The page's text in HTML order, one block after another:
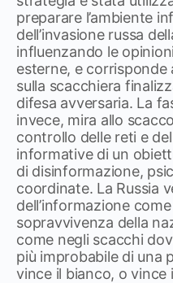
preparare l’ambiente
dell’invasione russa
influenzando le
esterne, e
sulla scacchiera
difesa avversaria. La
invece, mira allo
controllo delle reti e
informative di un
di disinformazione,
coordinate. La Russia
dell’informazione
sopravvivenza della
come negli scacchi
più improbabile di una
vince il bianco, o vince